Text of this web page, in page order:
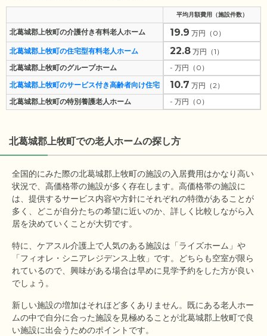
平均月額費用（施設件数）
北葛城郡上牧町の介護付き有料老人ホーム 19.9 万円（0）
北葛城郡上牧町の住宅型有料老人ホーム
22.8 万円（1）
北葛城郡上牧町のグループホーム
- 万円（0）
北葛城郡上牧町のサービス付き高齢者向け住宅
10.7 万円（2）
北葛城郡上牧町の特別養護老人ホーム
- 万円（0）
北葛城郡上牧町での老人ホームの探し方
全国的にみた際の北葛城郡上牧町の施設の入居費用はかなり高い
状況で、高価格帯の施設が多く存在します。高価格帯の施設に
は、提供するサービス内容や方針にそれぞれの特徴があることが
多く、どこが自分たちの希望に近いのか、詳しく比較しながら入
居を決めていくことが大切です。
特に、ケアスル介護上で人気のある施設は「ライズホーム」や
「フィオレ・シニアレジデンス上牧」です。どちらも空室が限ら
れているので、興味がある場合は早めに見学予約をした方が良い
でしょう。
新しい施設の増加はそれほど多くありません。既にある老人ホー
ムの中で自分に合った施設を見極めることが北葛城郡上牧町で良
い施設に出会うためのポイントです。